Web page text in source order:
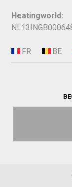
Heatingworld: